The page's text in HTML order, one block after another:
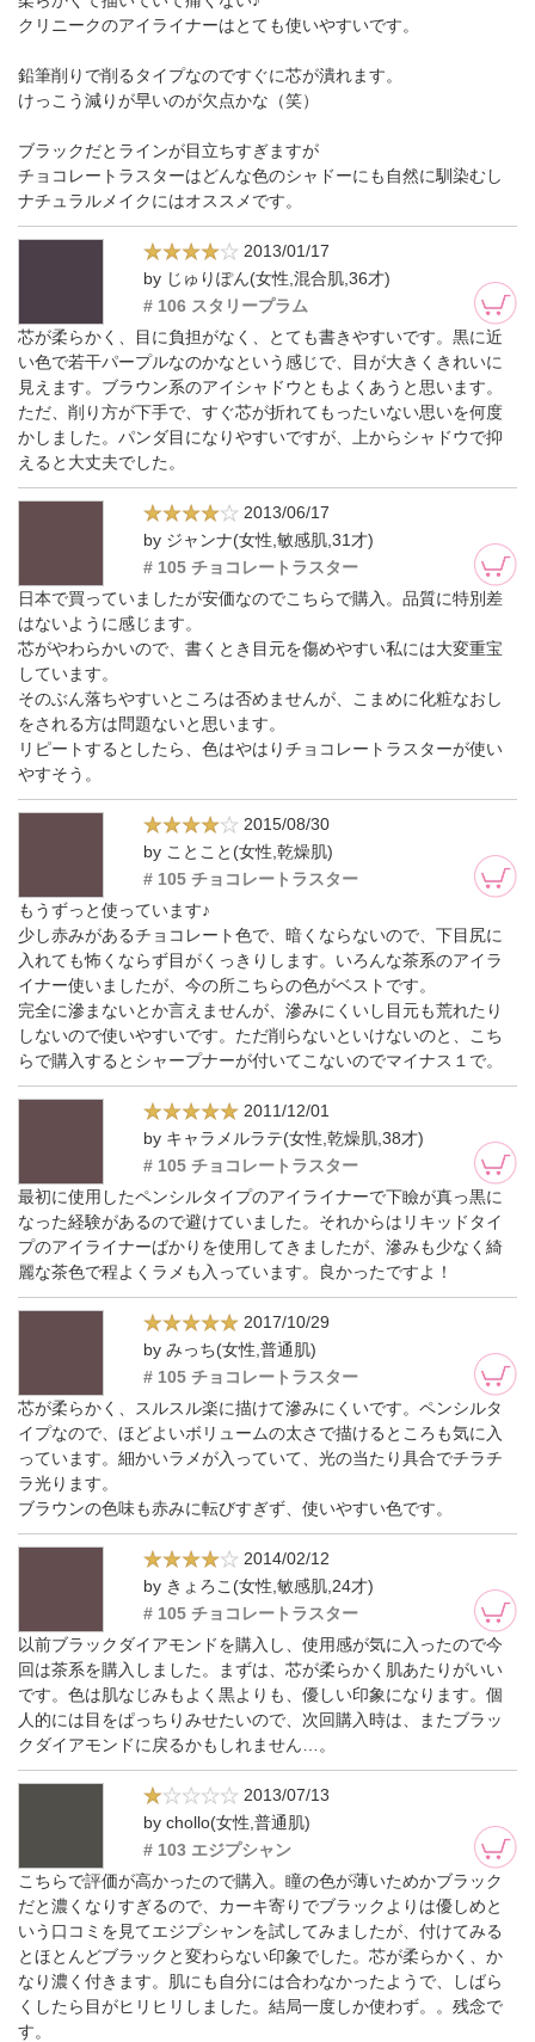
クリニークのアイライナーはとても使いやすいです。
鉛筆削りで削るタイプなのですぐに芯が潰れます。
けっこう減りが早いのが欠点かな（笑）
ブラックだとラインが目立ちすぎますが
チョコレートラスターはどんな色のシャドーにも自然に馴染むし
ナチュラルメイクにはオススメです。
2013/01/17
by じゅりぽん(女性,混合肌,36才)
# 106 スタリープラム
芯が柔らかく、目に負担がなく、とても書きやすいです。黒に近
い色で若干パープルなのかなという感じで、目が大きくきれいに
見えます。ブラウン系のアイシャドウともよくあうと思います。
ただ、削り方が下手で、すぐ芯が折れてもったいない思いを何度
かしました。パンダ目になりやすいですが、上からシャドウで抑
えると大丈夫でした。
2013/06/17
by ジャンナ(女性,敏感肌,31才)
# 105 チョコレートラスター
日本で買っていましたが安価なのでこちらで購入。品質に特別差
はないように感じます。
芯がやわらかいので、書くとき目元を傷めやすい私には大変重宝
しています。
そのぶん落ちやすいところは否めませんが、こまめに化粧なおし
をされる方は問題ないと思います。
リピートするとしたら、色はやはりチョコレートラスターが使い
やすそう。
2015/08/30
by ことこと(女性,乾燥肌)
# 105 チョコレートラスター
もうずっと使っています♪
少し赤みがあるチョコレート色で、暗くならないので、下目尻に
入れても怖くならず目がくっきりします。いろんな茶系のアイラ
イナー使いましたが、今の所こちらの色がベストです。
完全に滲まないとか言えませんが、滲みにくいし目元も荒れたり
しないので使いやすいです。ただ削らないといけないのと、こち
らで購入するとシャープナーが付いてこないのでマイナス１で。
2011/12/01
by キャラメルラテ(女性,乾燥肌,38才)
# 105 チョコレートラスター
最初に使用したペンシルタイプのアイライナーで下瞼が真っ黒に
なった経験があるので避けていました。それからはリキッドタイ
プのアイライナーばかりを使用してきましたが、滲みも少なく綺
麗な茶色で程よくラメも入っています。良かったですよ！
2017/10/29
by みっち(女性,普通肌)
# 105 チョコレートラスター
芯が柔らかく、スルスル楽に描けて滲みにくいです。ペンシルタ
イプなので、ほどよいボリュームの太さで描けるところも気に入
っています。細かいラメが入っていて、光の当たり具合でチラチ
ラ光ります。
ブラウンの色味も赤みに転びすぎず、使いやすい色です。
2014/02/12
by きょろこ(女性,敏感肌,24才)
# 105 チョコレートラスター
以前ブラックダイアモンドを購入し、使用感が気に入ったので今
回は茶系を購入しました。まずは、芯が柔らかく肌あたりがいい
です。色は肌なじみもよく黒よりも、優しい印象になります。個
人的には目をぱっちりみせたいので、次回購入時は、またブラッ
クダイアモンドに戻るかもしれません…。
2013/07/13
by chollo(女性,普通肌)
# 103 エジプシャン
こちらで評価が高かったので購入。瞳の色が薄いためかブラック
だと濃くなりすぎるので、カーキ寄りでブラックよりは優しめと
いう口コミを見てエジプシャンを試してみましたが、付けてみる
とほとんどブラックと変わらない印象でした。芯が柔らかく、か
なり濃く付きます。肌にも自分には合わなかったようで、しばら
くしたら目がヒリヒリしました。結局一度しか使わず。。残念で
す。